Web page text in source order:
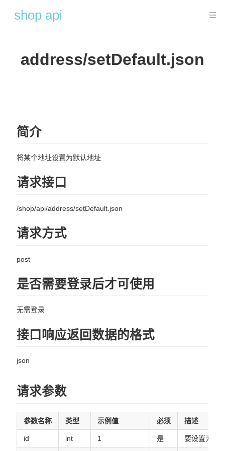
shop api
carouselImage/list.json
登录注册相关
login/reg.json
login/logout.json
商品相关
goods/detail.json
购物车
cart/getStoreCart.json
cart/goodsCartSelected.json
cart/getGoodsCart.json
cart/clearStoreCart.json
address/setDefault.json
简介
将某个地址设置为默认地址
请求接口
/shop/api/address/setDefault.json
请求方式
post
是否需要登录后才可使用
无需登录
接口响应返回数据的格式
json
请求参数
参数名称 类型 示例值 必须 描述
id int 1 是 要设置为默